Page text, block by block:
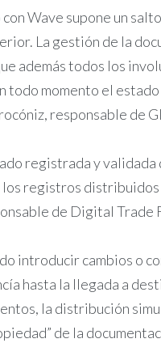
Wave supone un
La gestión de la
además todos los
todo momento el
responsable de
registrada y
registros distribuidos
de Digital Trade
introducir cambios o
hasta la llegada a
la distribución
de la